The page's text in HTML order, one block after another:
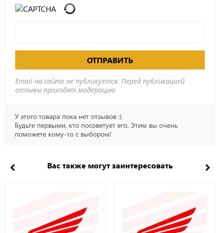
ОТПРАВИТЬ
Email на сайте не публикуется. Перед публикацией
отзывы проходят модерацию
У этого товара пока нет отзывов :(
Будьте первыми, кто посоветует его. Этим вы очень
поможете кому-то с выбором!
Вас также могут заинтересовать